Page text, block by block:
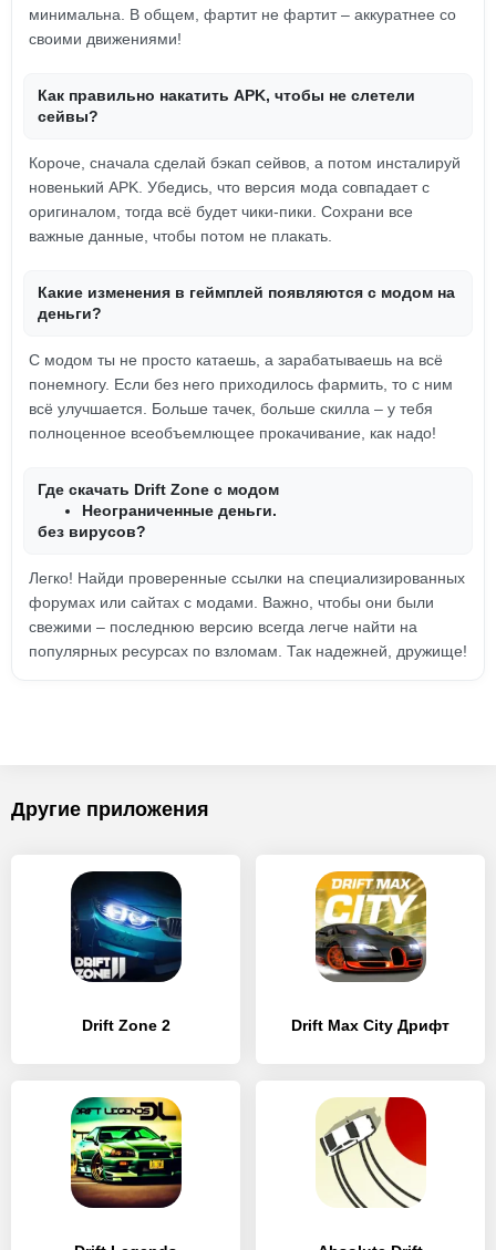
минимальна. В общем, фартит не фартит – аккуратнее со
своими движениями!
Как правильно накатить APK, чтобы не слетели
сейвы?
Короче, сначала сделай бэкап сейвов, а потом инсталируй
новенький APK. Убедись, что версия мода совпадает с
оригиналом, тогда всё будет чики-пики. Сохрани все
важные данные, чтобы потом не плакать.
Какие изменения в геймплей появляются с модом на
деньги?
С модом ты не просто катаешь, а зарабатываешь на всё
понемногу. Если без него приходилось фармить, то с ним
всё улучшается. Больше тачек, больше скилла – у тебя
полноценное всеобъемлющее прокачивание, как надо!
Где скачать Drift Zone с модом
Неограниченные деньги.
без вирусов?
Легко! Найди проверенные ссылки на специализированных
форумах или сайтах с модами. Важно, чтобы они были
свежими – последнюю версию всегда легче найти на
популярных ресурсах по взломам. Так надежней, дружище!
Другие приложения
Drift Zone 2 Drift Max City Дрифт